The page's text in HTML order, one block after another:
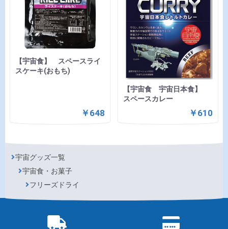
【宇宙食】 スペースライ
スケーキ(おもち)
￥648
【宇宙食 宇宙日本食】
スペースカレー
￥610
宇宙グッズ一覧
宇宙食・お菓子
フリーズドライ